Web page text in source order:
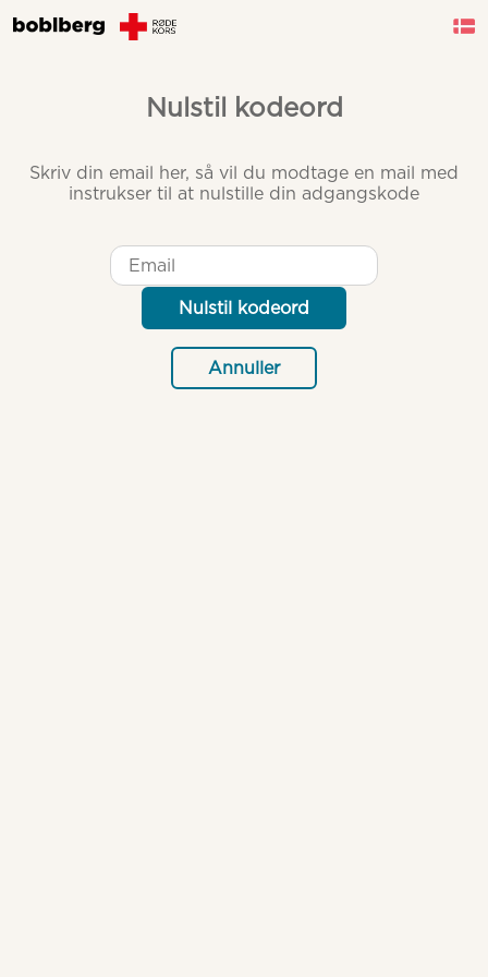
Nulstil kodeord
Skriv din email her, så vil du modtage en mail med
instrukser til at nulstille din adgangskode
Nulstil kodeord
Annuller